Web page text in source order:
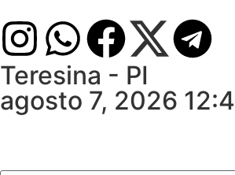
Teresina - PI
agosto 7, 2026